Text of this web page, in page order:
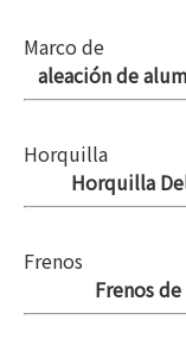
aleación de
Horquilla
Frenos de